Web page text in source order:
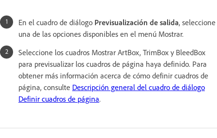
En el cuadro de diálogo Previsualización de salida, seleccione
una de las opciones disponibles en el menú Mostrar.
Seleccione los cuadros Mostrar ArtBox, TrimBox y BleedBox
para previsualizar los cuadros de página haya definido. Para
obtener más información acerca de cómo definir cuadros de
página, consulte Descripción general del cuadro de diálogo
Definir cuadros de página.